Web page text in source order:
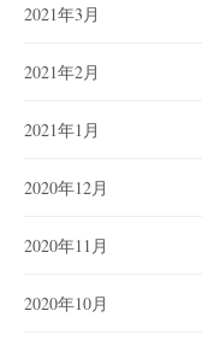
2021年3月
2021年2月
2021年1月
2020年12月
2020年11月
2020年10月